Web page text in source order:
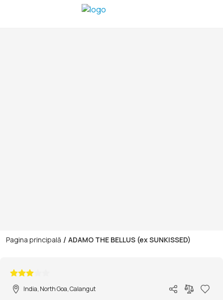
Pagina principală / ADAMO THE BELLUS (ex SUNKISSED)
India, North Goa, Calangut